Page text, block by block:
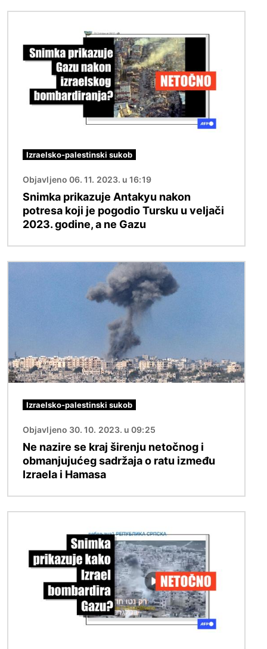
Izraelsko-palestinski sukob
Objavljeno 06. 11. 2023. u 16:19
Snimka prikazuje Antakyu nakon
potresa koji je pogodio Tursku u veljači
2023. godine, a ne Gazu
Izraelsko-palestinski sukob
Objavljeno 30. 10. 2023. u 09:25
Ne nazire se kraj širenju netočnog i
obmanjujućeg sadržaja o ratu između
Izraela i Hamasa